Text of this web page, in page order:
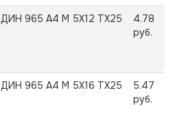
ДИН 965 А4 M 5X12 TX25
4.78
руб.
ДИН 965 А4 M 5X16 TX25
5.47
руб.